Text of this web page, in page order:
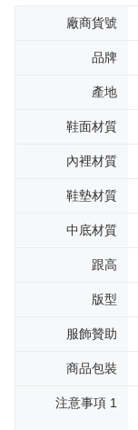
廠商貨號
品牌
產地
鞋面材質
內裡材質
鞋墊材質
中底材質
跟高
版型
服飾贊助
商品包裝
注意事項 1